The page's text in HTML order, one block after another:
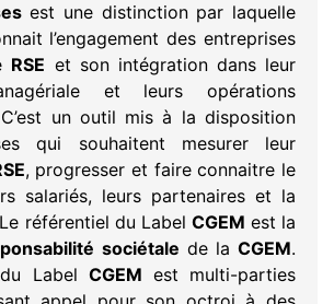
est une distinction par laquelle
l’engagement des entreprises
RSE et son intégration dans leur
et leurs opérations
un outil mis à la disposition
qui souhaitent mesurer leur
, progresser et faire connaitre le
salariés, leurs partenaires et la
référentiel du LabelCGEM est la
sociétale de laCGEM.
Label CGEM est multi-parties